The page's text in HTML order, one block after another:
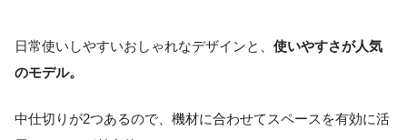
日常使いしやすいおしゃれなデザインと、 使いやすさが人気
のモデル。
中仕切りが2つあるので、機材に合わせてスペースを有効に活